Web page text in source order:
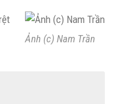
Ảnh (c) Nam Trần